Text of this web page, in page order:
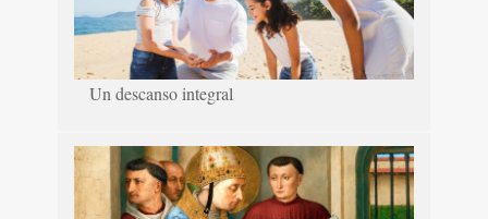
Un descanso integral